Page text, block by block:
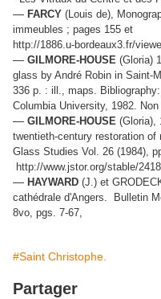
— FARCY (Louis de),
immeubles ; pages 155 et
http://1886.u-bordeaux3.fr/
— GILMORE-HOUSE (Gloria)
glass by André Robin in Saint-
336 p. : ill., maps.
Columbia University, 1982.
— GILMORE-HOUSE (Gloria),
twentieth-century restoration
Glass Studies Vol. 26 (1984),
http://www.jstor.org/stable/
— HAYWARD (J.) et
cathédrale d'Angers. Bulletin
8vo, pgs. 7-67,
#Saint Christophe.
Partager